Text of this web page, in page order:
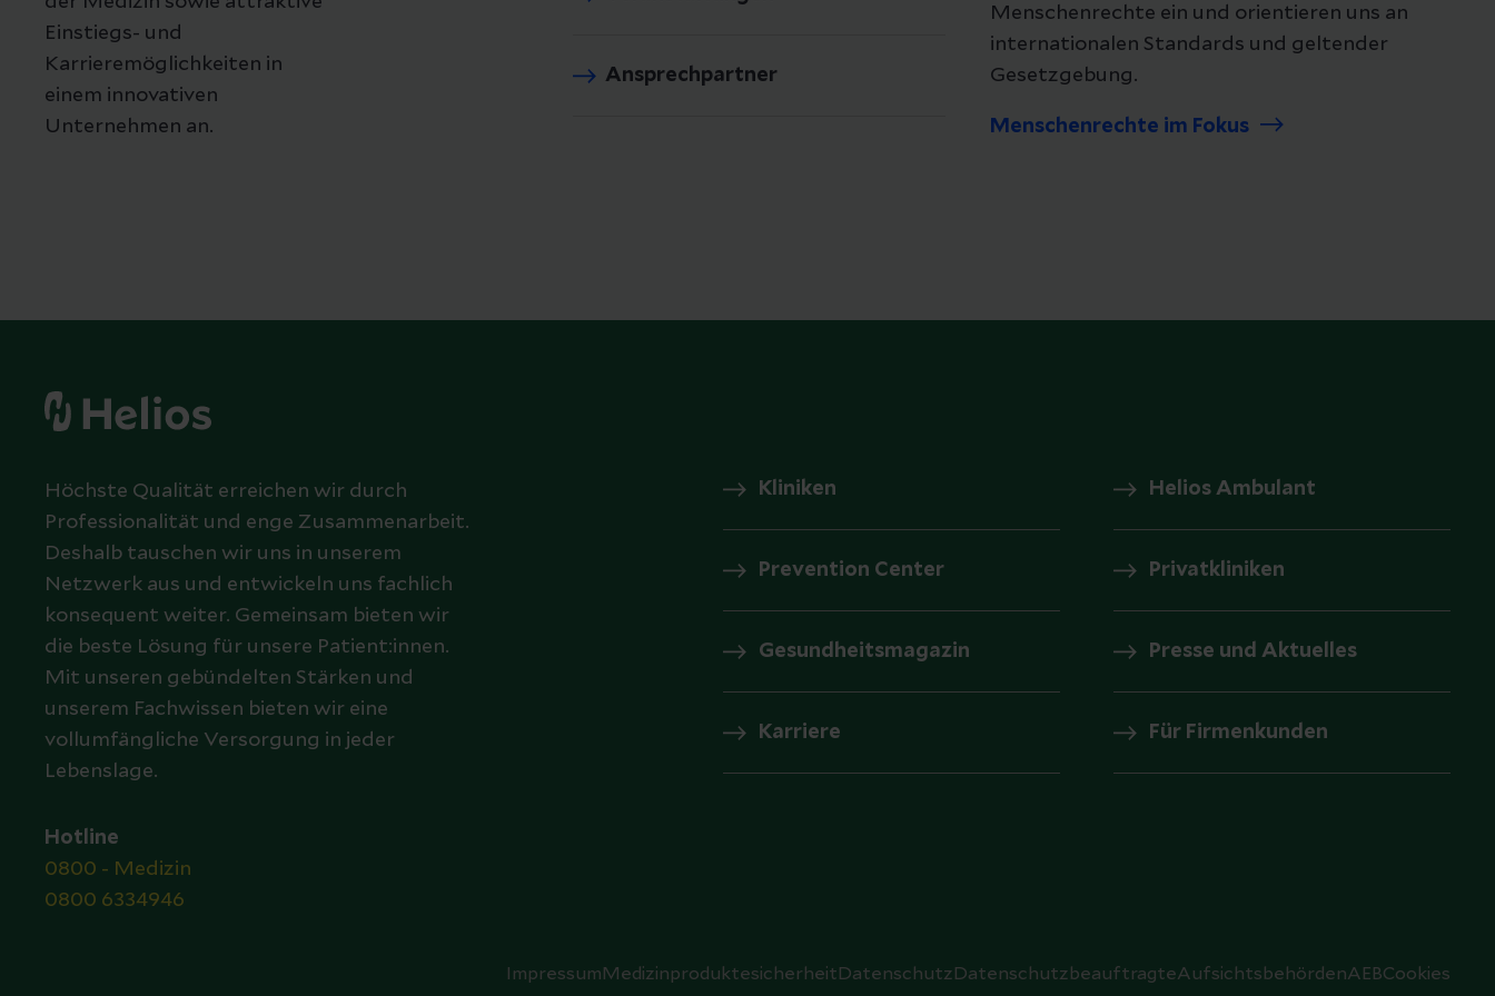
Einstiegs- und
Karrieremöglichkeiten in
einem innovativen
Unternehmen an.
Ansprechpartner
Menschenrechte ein und orientieren uns an
internationalen Standards und geltender
Gesetzgebung.
Menschenrechte im Fokus
Höchste Qualität erreichen wir durch
Professionalität und enge Zusammenarbeit.
Deshalb tauschen wir uns in unserem
Netzwerk aus und entwickeln uns fachlich
konsequent weiter. Gemeinsam bieten wir
die beste Lösung für unsere Patient:innen.
Mit unseren gebündelten Stärken und
unserem Fachwissen bieten wir eine
vollumfängliche Versorgung in jeder
Lebenslage.
Hotline
0800 - Medizin
0800 6334946
Kliniken Helios Ambulant
Prevention Center Privatkliniken
Gesundheitsmagazin Presse und Aktuelles
Karriere Für Firmenkunden
Impressum Medizinproduktesicherheit Datenschutz DatenschutzbeauftragteAufsichtsbehördenAEBCookies